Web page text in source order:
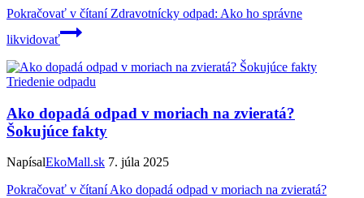
Pokračovať v čítaníZdravotnícky odpad: Ako ho správne
likvidovať
Triedenie odpadu
Ako dopadá odpad v moriach na zvieratá?
Šokujúce fakty
NapísalEkoMall.sk 7. júla 2025
Pokračovať v čítaníAko dopadá odpad v moriach na zvieratá?